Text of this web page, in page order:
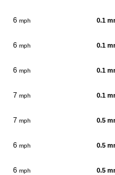
6 mph 0.1
6 mph 0.1
6 mph 0.1
7 mph 0.1
7 mph 0.5
6 mph 0.5
6 mph 0.5